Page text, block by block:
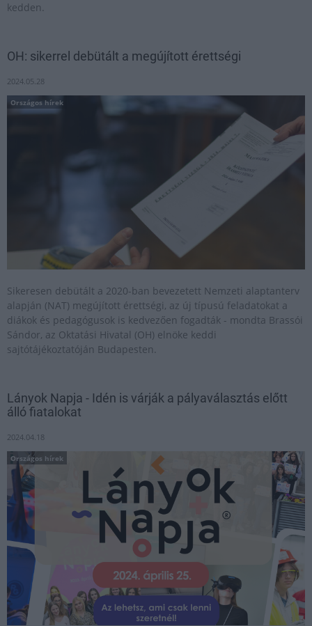
kedden.
OH: sikerrel debütált a megújított érettségi
2024.05.28
Országos hírek
Sikeresen debütált a 2020-ban bevezetett Nemzeti alaptanterv
alapján (NAT) megújított érettségi, az új típusú feladatokat a
diákok és pedagógusok is kedvezően fogadták - mondta Brassói
Sándor, az Oktatási Hivatal (OH) elnöke keddi
sajtótájékoztatóján Budapesten.
Lányok Napja - Idén is várják a pályaválasztás előtt
álló fiatalokat
2024.04.18
Országos hírek